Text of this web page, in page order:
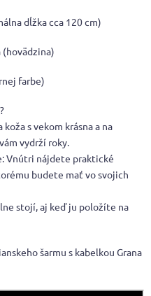
dĺžka cca 120 cm)
(hovädzina)
farbe)
s vekom krásna a na
vydrží roky.
Vnútri nájdete praktické
budete mať vo svojich
stojí, aj keď ju položíte na
šarmu s kabelkou Grana